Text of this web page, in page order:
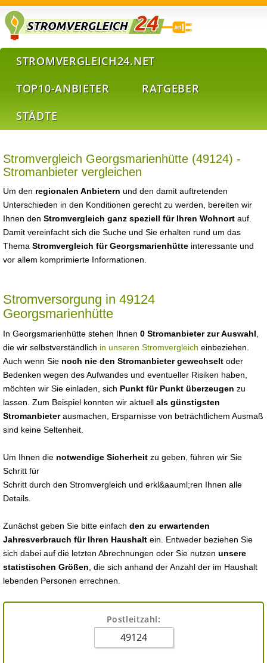
STROMVERGLEICH24.NET
TOP10-ANBIETER
RATGEBER
STÄDTE
Stromvergleich Georgsmarienhütte (49124) -
Stromanbieter vergleichen
Um den regionalen Anbietern und den damit auftretenden
Unterschieden in den Konditionen gerecht zu werden, bereiten wir
Ihnen den Stromvergleich ganz speziell für Ihren Wohnort auf.
Damit vereinfacht sich die Suche und Sie erhalten rund um das
Thema Stromvergleich für Georgsmarienhütte interessante und
vor allem komprimierte Informationen.
Stromversorgung in 49124
Georgsmarienhütte
In Georgsmarienhütte stehen Ihnen 0 Stromanbieter zur Auswahl
die wir selbstverständlich in unseren Stromvergleich einbeziehen.
Auch wenn Sie noch nie den Stromanbieter gewechselt oder
Bedenken wegen des Aufwandes und eventueller Risiken haben,
möchten wir Sie einladen, sich Punkt für Punkt überzeugen zu
lassen. Zum Beispiel konnten wir aktuell als günstigsten
Stromanbieterausmachen, Ersparnisse von beträchtlichem Ausmaß
sind keine Seltenheit.
Um Ihnen die notwendige Sicherheit zu geben, führen wir Sie
Schritt für
Schritt durch den Stromvergleich und erkl&aauml;ren Ihnen alle
Details.
Zunächst geben Sie bitte einfach den zu erwartenden
Jahresverbrauch für Ihren Haushalt ein. Entweder beziehen Sie
sich dabei auf die letzten Abrechnungen oder Sie nutzen unsere
statistischen Größen , die sich anhand der Anzahl der im Haushalt
lebenden Personen errechnen.
Postleitzahl: